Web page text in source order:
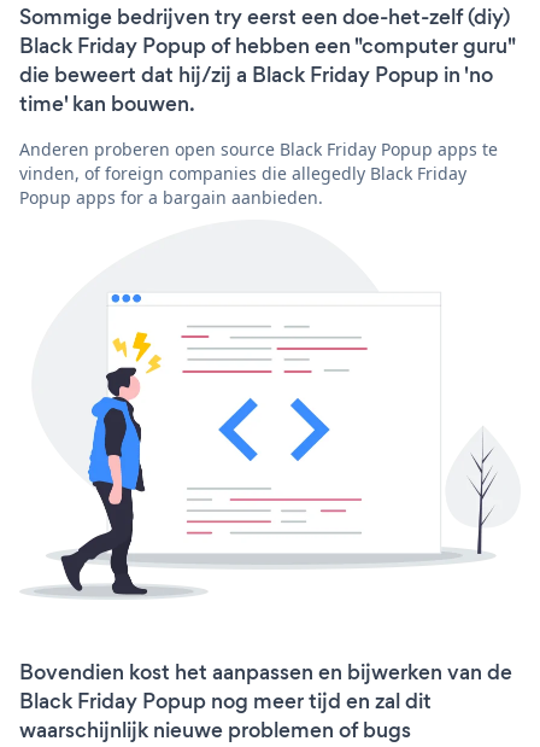
Sommige bedrijven try eerst een doe-het-zelf (diy)
Black Friday Popup of hebben een "computer guru"
die beweert dat hij/zij a Black Friday Popup in 'no
time' kan bouwen.
Anderen proberen open source Black Friday Popup apps te
vinden, of foreign companies die allegedly Black Friday
Popup apps for a bargain aanbieden.
Bovendien kost het aanpassen en bijwerken van de
Black Friday Popup nog meer tijd en zal dit
waarschijnlijk nieuwe problemen of bugs